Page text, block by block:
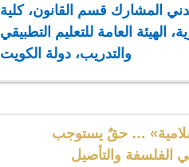
المشارك قسم القانون، كلية
الهيئة العامة للتعليم التطبيقي
والتدريب، دولة الكويت
… حقٌ يستوجب
الفلسفة والتأصيل